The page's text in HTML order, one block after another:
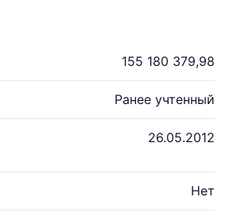
155 180 379,98
Ранее учтенный
26.05.2012
Нет